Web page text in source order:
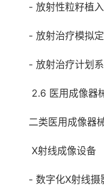
- 放射性粒籽植入
- 放射治疗模拟定
- 放射治疗计划系
2.6 医用成像器械
二类医用成像器械
X射线成像设备
- 数字化X射线摄影